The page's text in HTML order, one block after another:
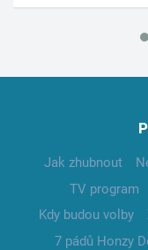
Jak zhubnout
TV program
Kdy budou volby
7 pádů Honzy